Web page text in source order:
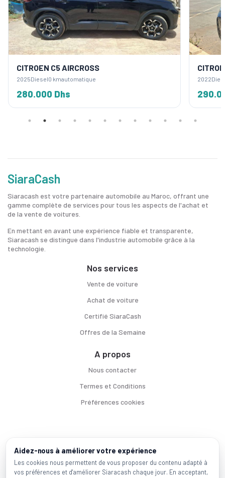
CITROEN C5 AIRCROSS
2025Diesel0 kmautomatique
280.000 Dhs
2022
SiaraCash
Siaracash est votre partenaire automobile au Maroc, offrant une
gamme complète de services pour tous les aspects de l'achat et
de la vente de voitures.
En mettant en avant une expérience fiable et transparente,
Siaracash se distingue dans l'industrie automobile grâce à la
technologie.
Nos services
Vente de voiture
Achat de voiture
Certifié SiaraCash
Offres de la Semaine
A propos
Nous contacter
Termes et Conditions
Préférences cookies
Voitures par ville
Casablanca | | Mohammadia |Salé | |
Marques populaires
Aidez-nous à améliorer votre expérience
Les cookies nous permettent de vous proposer du contenu adapté à
vos préférences et d'améliorer Siaracash chaque jour. En acceptant,